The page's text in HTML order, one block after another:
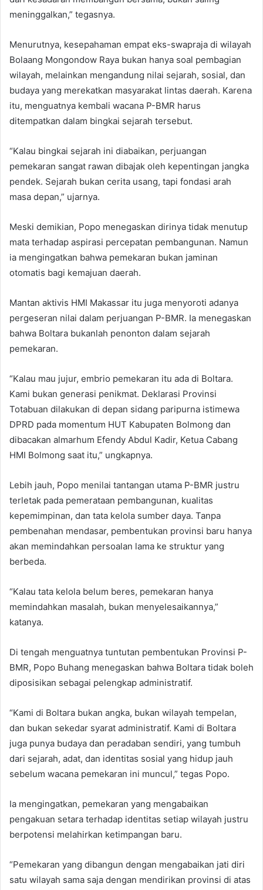
meninggalkan,” tegasnya.
Menurutnya, kesepahaman empat eks-swapraja di wilayah
Bolaang Mongondow Raya bukan hanya soal pembagian
wilayah, melainkan mengandung nilai sejarah, sosial, dan
budaya yang merekatkan masyarakat lintas daerah. Karena
itu, menguatnya kembali wacana P-BMR harus
ditempatkan dalam bingkai sejarah tersebut.
“Kalau bingkai sejarah ini diabaikan, perjuangan
pemekaran sangat rawan dibajak oleh kepentingan jangka
pendek. Sejarah bukan cerita usang, tapi fondasi arah
masa depan,” ujarnya.
Meski demikian, Popo menegaskan dirinya tidak menutup
mata terhadap aspirasi percepatan pembangunan. Namun
ia mengingatkan bahwa pemekaran bukan jaminan
otomatis bagi kemajuan daerah.
Mantan aktivis HMI Makassar itu juga menyoroti adanya
pergeseran nilai dalam perjuangan P-BMR. Ia menegaskan
bahwa Boltara bukanlah penonton dalam sejarah
pemekaran.
“Kalau mau jujur, embrio pemekaran itu ada di Boltara.
Kami bukan generasi penikmat. Deklarasi Provinsi
Totabuan dilakukan di depan sidang paripurna istimewa
DPRD pada momentum HUT Kabupaten Bolmong dan
dibacakan almarhum Efendy Abdul Kadir, Ketua Cabang
HMI Bolmong saat itu,” ungkapnya.
Lebih jauh, Popo menilai tantangan utama P-BMR justru
terletak pada pemerataan pembangunan, kualitas
kepemimpinan, dan tata kelola sumber daya. Tanpa
pembenahan mendasar, pembentukan provinsi baru hanya
akan memindahkan persoalan lama ke struktur yang
berbeda.
“Kalau tata kelola belum beres, pemekaran hanya
memindahkan masalah, bukan menyelesaikannya,”
katanya.
Di tengah menguatnya tuntutan pembentukan Provinsi P-
BMR, Popo Buhang menegaskan bahwa Boltara tidak boleh
diposisikan sebagai pelengkap administratif.
“Kami di Boltara bukan angka, bukan wilayah tempelan,
dan bukan sekedar syarat administratif. Kami di Boltara
juga punya budaya dan peradaban sendiri, yang tumbuh
dari sejarah, adat, dan identitas sosial yang hidup jauh
sebelum wacana pemekaran ini muncul,” tegas Popo.
Ia mengingatkan, pemekaran yang mengabaikan
pengakuan setara terhadap identitas setiap wilayah justru
berpotensi melahirkan ketimpangan baru.
“Pemekaran yang dibangun dengan mengabaikan jati diri
satu wilayah sama saja dengan mendirikan provinsi di atas